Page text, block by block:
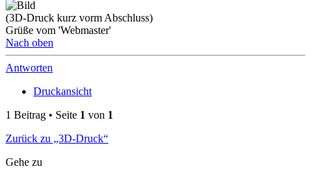
(3D-Druck kurz vorm Abschluss)
Grüße vom 'Webmaster'
Nach oben
Antworten
Druckansicht
1 Beitrag • Seite 1 von 1
Zurück zu „3D-Druck“
Gehe zu